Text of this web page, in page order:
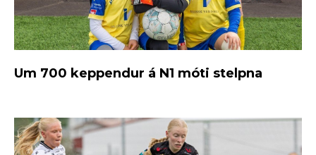
Um 700 keppendur á N1 móti stelpna